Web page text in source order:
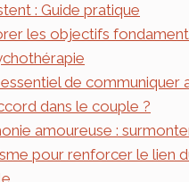
: Guide pratique
les objectifs
de communiquer
dans le couple ?
amoureuse :
pour renforcer le lien